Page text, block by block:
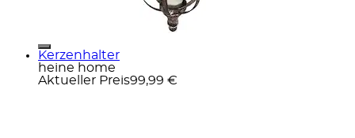
Kerzenhalter
heine home
Aktueller Preis99,99 €